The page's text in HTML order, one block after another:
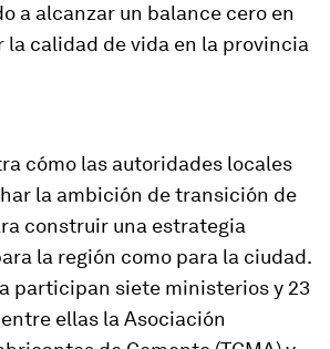
a alcanzar un balance cero en
la calidad de vida en la provincia
cómo las autoridades locales
la ambición de transición de
construir una estrategia
la región como para la ciudad.
participan siete ministerios y 23
ellas la Asociación